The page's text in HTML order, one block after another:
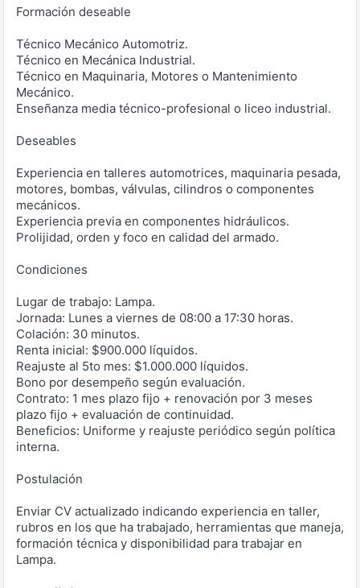
Formación deseable
Técnico Mecánico Automotriz.
Técnico en Mecánica Industrial.
Técnico en Maquinaria, Motores o Mantenimiento
Mecánico.
Enseñanza media técnico-profesional o liceo industrial.
Deseables
Experiencia en talleres automotrices, maquinaria pesada,
motores, bombas, válvulas, cilindros o componentes
mecánicos.
Experiencia previa en componentes hidráulicos.
Prolijidad, orden y foco en calidad del armado.
Condiciones
Lugar de trabajo: Lampa.
Jornada: Lunes a viernes de 08:00 a 17:30 horas.
Colación: 30 minutos.
Renta inicial: $900.000 líquidos.
Reajuste al 5to mes: $1.000.000 líquidos.
Bono por desempeño según evaluación.
Contrato: 1 mes plazo fijo + renovación por 3 meses
plazo fijo + evaluación de continuidad.
Beneficios: Uniforme y reajuste periódico según política
interna.
Postulación
Enviar CV actualizado indicando experiencia en taller,
rubros en los que ha trabajado, herramientas que maneja,
formación técnica y disponibilidad para trabajar en
Lampa.